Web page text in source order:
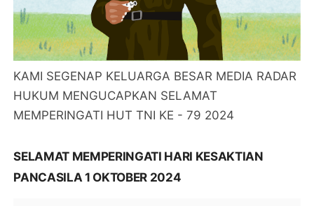
KAMI SEGENAP KELUARGA BESAR MEDIA RADAR
HUKUM MENGUCAPKAN SELAMAT
MEMPERINGATI HUT TNI KE - 79 2024
SELAMAT MEMPERINGATI HARI KESAKTIAN
PANCASILA 1 OKTOBER 2024